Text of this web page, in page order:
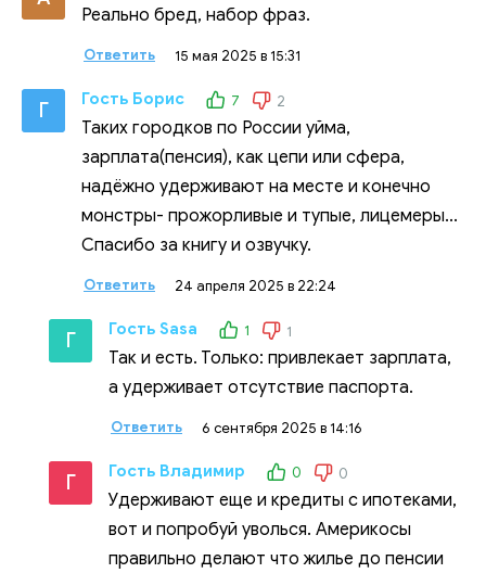
Реально бред, набор фраз.
Ответить 15 мая 2025 в 15:31
Г Гость Борис 7 2
Таких городков по России уйма,
зарплата(пенсия), как цепи или сфера,
надёжно удерживают на месте и конечно
монстры- прожорливые и тупые, лицемеры...
Спасибо за книгу и озвучку.
Ответить 24 апреля 2025 в 22:24
Г Гость Sasa 1 1
Так и есть. Только: привлекает зарплата,
а удерживает отсутствие паспорта.
Ответить 6 сентября 2025 в 14:16
Г Гость Владимир 0 0
Удерживают еще и кредиты с ипотеками,
вот и попробуй уволься. Америкосы
правильно делают что жилье до пенсии